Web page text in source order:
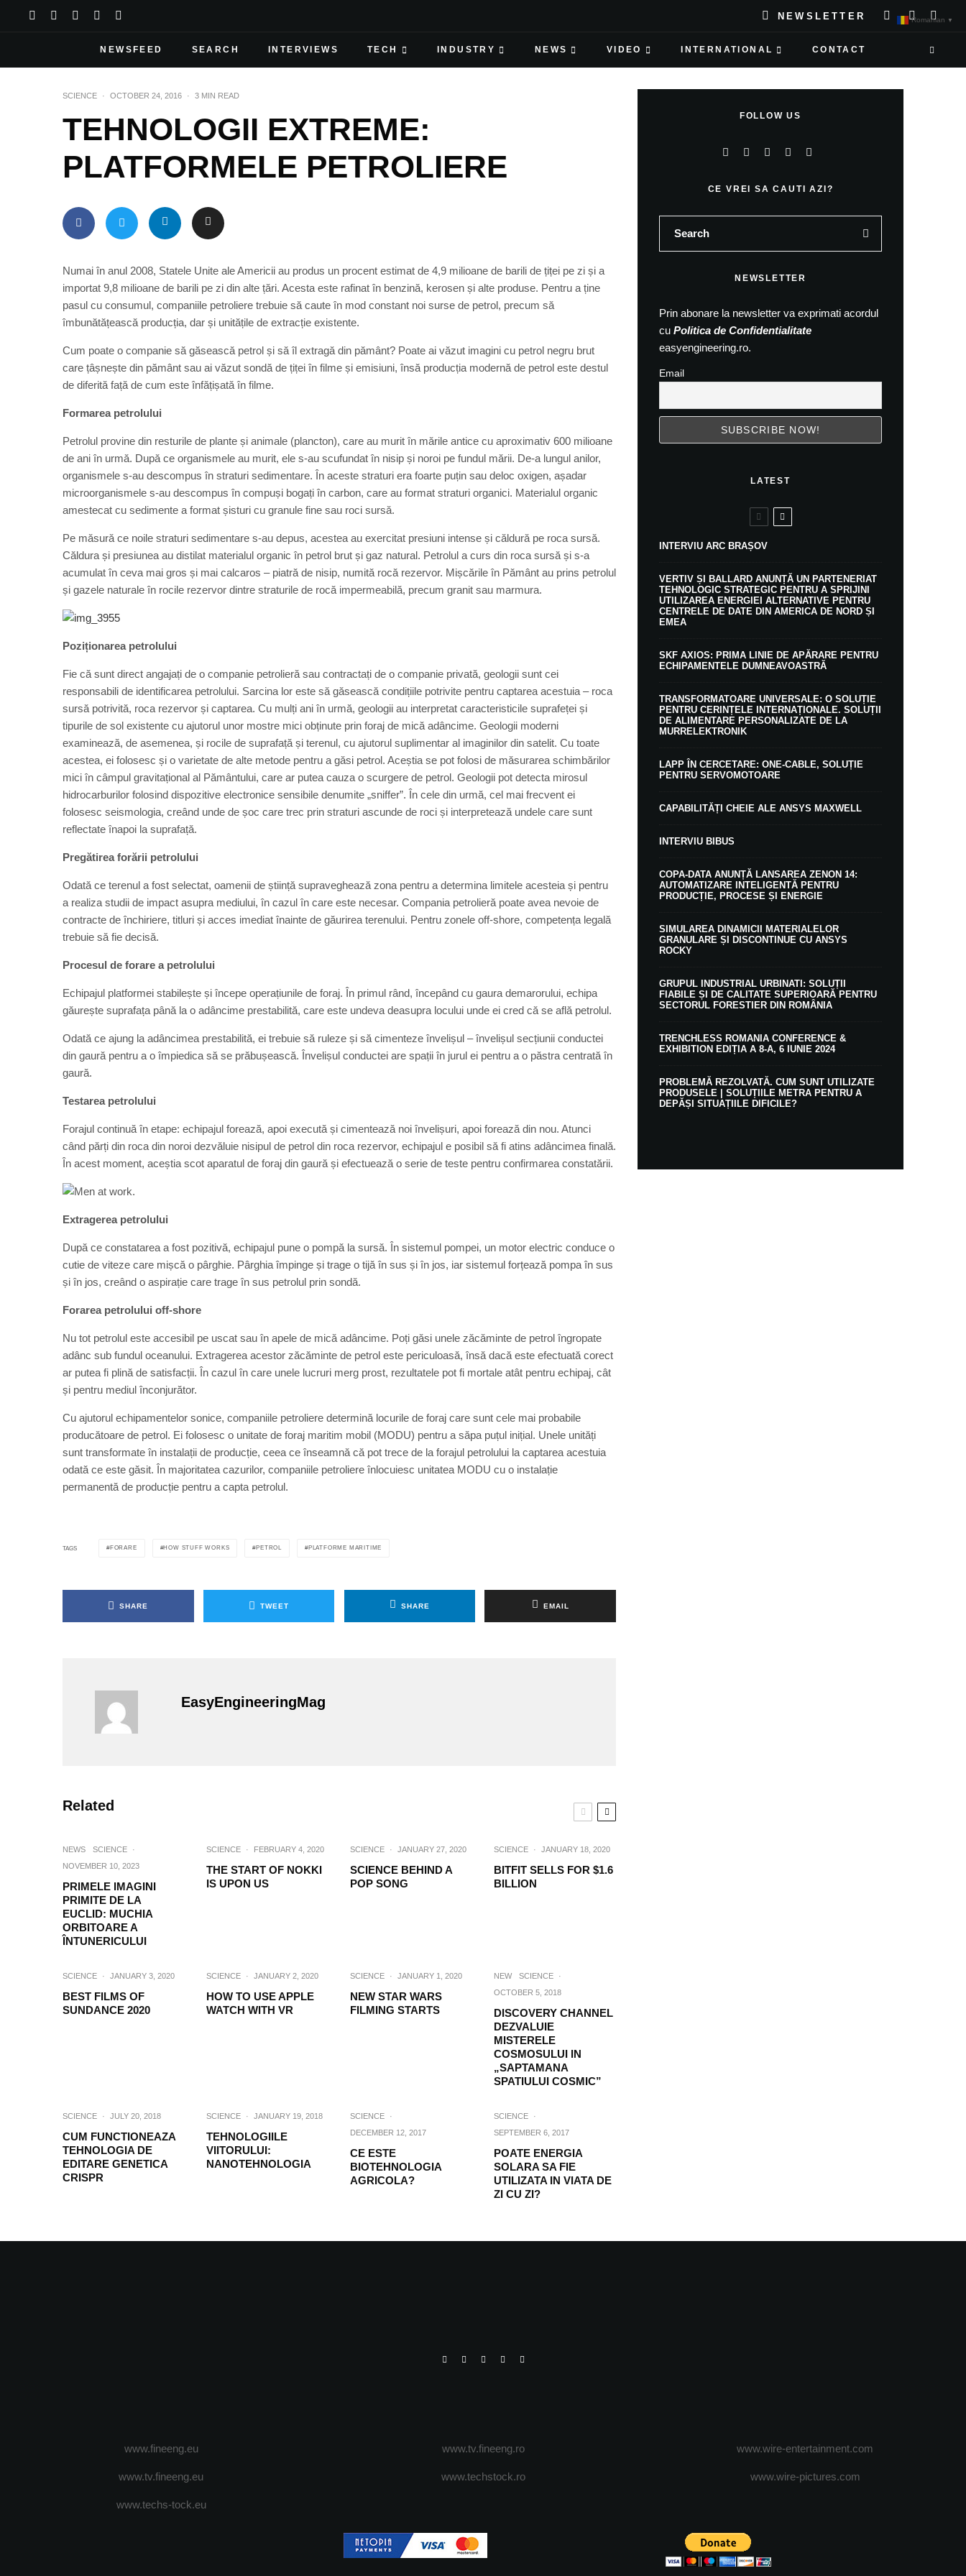
NEWSLETTER
NEWSFEED SEARCH INTERVIEWS TECH INDUSTRY NEWS VIDEO INTERNATIONAL CONTACT
SCIENCE · OCTOBER 24, 2016 · 3 MIN READ
TEHNOLOGII EXTREME:
PLATFORMELE PETROLIERE
Numai în anul 2008, Statele Unite ale Americii au produs un procent estimat de 4,9 milioane de barili de țiței pe zi și a
importat 9,8 milioane de barili pe zi din alte țări. Acesta este rafinat în benzină, kerosen și alte produse. Pentru a ține
pasul cu consumul, companiile petroliere trebuie să caute în mod constant noi surse de petrol, precum să
îmbunătățească producția, dar și unitățile de extracție existente.
Cum poate o companie să găsească petrol și să îl extragă din pământ? Poate ai văzut imagini cu petrol negru brut
care țâșnește din pământ sau ai văzut sondă de țiței în filme și emisiuni, însă producția modernă de petrol este destul
de diferită față de cum este înfățișată în filme.
Formarea petrolului
Petrolul provine din resturile de plante și animale (plancton), care au murit în mările antice cu aproximativ 600 milioane
de ani în urmă. După ce organismele au murit, ele s-au scufundat în nisip și noroi pe fundul mării. De-a lungul anilor,
organismele s-au descompus în straturi sedimentare. În aceste straturi era foarte puțin sau deloc oxigen, așadar
microorganismele s-au descompus în compuși bogați în carbon, care au format straturi organici. Materialul organic
amestecat cu sedimente a format șisturi cu granule fine sau roci sursă.
Pe măsură ce noile straturi sedimentare s-au depus, acestea au exercitat presiuni intense și căldură pe roca sursă.
Căldura și presiunea au distilat materialul organic în petrol brut și gaz natural. Petrolul a curs din roca sursă și s-a
acumulat în ceva mai gros și mai calcaros – piatră de nisip, numită rocă rezervor. Mișcările în Pământ au prins petrolul
și gazele naturale în rocile rezervor dintre straturile de rocă impermeabilă, precum granit sau marmura.
Poziționarea petrolului
Fie că sunt direct angajați de o companie petrolieră sau contractați de o companie privată, geologii sunt cei
responsabili de identificarea petrolului. Sarcina lor este să găsească condițiile potrivite pentru captarea acestuia – roca
sursă potrivită, roca rezervor și captarea. Cu mulți ani în urmă, geologii au interpretat caracteristicile suprafeței și
tipurile de sol existente cu ajutorul unor mostre mici obținute prin foraj de mică adâncime. Geologii moderni
examinează, de asemenea, și rocile de suprafață și terenul, cu ajutorul suplimentar al imaginilor din satelit. Cu toate
acestea, ei folosesc și o varietate de alte metode pentru a găsi petrol. Aceștia se pot folosi de măsurarea schimbărilor
mici în câmpul gravitațional al Pământului, care ar putea cauza o scurgere de petrol. Geologii pot detecta mirosul
hidrocarburilor folosind dispozitive electronice sensibile denumite „sniffer”. În cele din urmă, cel mai frecvent ei
folosesc seismologia, creând unde de șoc care trec prin straturi ascunde de roci și interpretează undele care sunt
reflectate înapoi la suprafață.
Pregătirea forării petrolului
Odată ce terenul a fost selectat, oamenii de știință supraveghează zona pentru a determina limitele acesteia și pentru
a realiza studii de impact asupra mediului, în cazul în care este necesar. Compania petrolieră poate avea nevoie de
contracte de închiriere, titluri și acces imediat înainte de găurirea terenului. Pentru zonele off-shore, competența legală
trebuie să fie decisă.
Procesul de forare a petrolului
Echipajul platformei stabilește și începe operațiunile de foraj. În primul rând, începând cu gaura demarorului, echipa
găurește suprafața până la o adâncime prestabilită, care este undeva deasupra locului unde ei cred că se află petrolul.
Odată ce ajung la adâncimea prestabilită, ei trebuie să ruleze și să cimenteze învelișul – învelișul secțiunii conductei
din gaură pentru a o împiedica să se prăbușească. Învelișul conductei are spații în jurul ei pentru a o păstra centrată în
gaură.
Testarea petrolului
Forajul continuă în etape: echipajul forează, apoi execută și cimentează noi învelișuri, apoi forează din nou. Atunci
când părți din roca din noroi dezvăluie nisipul de petrol din roca rezervor, echipajul e posibil să fi atins adâncimea finală.
În acest moment, aceștia scot aparatul de foraj din gaură și efectuează o serie de teste pentru confirmarea constatării.
Extragerea petrolului
După ce constatarea a fost pozitivă, echipajul pune o pompă la sursă. În sistemul pompei, un motor electric conduce o
cutie de viteze care mișcă o pârghie. Pârghia împinge și trage o tijă în sus și în jos, iar sistemul forțează pompa în sus
și în jos, creând o aspirație care trage în sus petrolul prin sondă.
Forarea petrolului off-shore
Nu tot petrolul este accesibil pe uscat sau în apele de mică adâncime. Poți găsi unele zăcăminte de petrol îngropate
adânc sub fundul oceanului. Extragerea acestor zăcăminte de petrol este periculoasă, însă dacă este efectuată corect
ar putea fi plină de satisfacții. În cazul în care unele lucruri merg prost, rezultatele pot fi mortale atât pentru echipaj, cât
și pentru mediul înconjurător.
Cu ajutorul echipamentelor sonice, companiile petroliere determină locurile de foraj care sunt cele mai probabile
producătoare de petrol. Ei folosesc o unitate de foraj maritim mobil (MODU) pentru a săpa puțul inițial. Unele unități
sunt transformate în instalații de producție, ceea ce înseamnă că pot trece de la forajul petrolului la captarea acestuia
odată ce este găsit. În majoritatea cazurilor, companiile petroliere înlocuiesc unitatea MODU cu o instalație
permanentă de producție pentru a capta petrolul.
TAGS FORARE HOW STUFF WORKS PETROL PLATFORME MARITIME
SHARE TWEET SHARE EMAIL
EasyEngineeringMag
Related
NEWS SCIENCE
·
NOVEMBER 10, 2023
PRIMELE IMAGINI
PRIMITE DE LA
EUCLID: MUCHIA
ORBITOARE A
ÎNTUNERICULUI
SCIENCE · FEBRUARY 4, 2020
THE START OF NOKKI
IS UPON US
SCIENCE · JANUARY 27, 2020
SCIENCE BEHIND A
POP SONG
SCIENCE · JANUARY 18, 2020
BITFIT SELLS FOR $1.6
BILLION
SCIENCE · JANUARY 3, 2020
BEST FILMS OF
SUNDANCE 2020
SCIENCE · JANUARY 2, 2020
HOW TO USE APPLE
WATCH WITH VR
SCIENCE · JANUARY 1, 2020
NEW STAR WARS
FILMING STARTS
NEW SCIENCE
·
OCTOBER 5, 2018
DISCOVERY CHANNEL
DEZVALUIE
MISTERELE
COSMOSULUI IN
„SAPTAMANA
SPATIULUI COSMIC”
SCIENCE · JULY 20, 2018
CUM FUNCTIONEAZA
TEHNOLOGIA DE
EDITARE GENETICA
CRISPR
SCIENCE · JANUARY 19, 2018
TEHNOLOGIILE
VIITORULUI:
NANOTEHNOLOGIA
SCIENCE
·
DECEMBER 12, 2017
CE ESTE
BIOTEHNOLOGIA
AGRICOLA?
SCIENCE
·
SEPTEMBER 6, 2017
POATE ENERGIA
SOLARA SA FIE
UTILIZATA IN VIATA DE
ZI CU ZI?
FOLLOW US
CE VREI SA CAUTI AZI?
NEWSLETTER
Prin abonare la newsletter va exprimati acordul
cu Politica de Confidentialitate
easyengineering.ro.
Email
LATEST
INTERVIU ARC BRAȘOV
VERTIV ȘI BALLARD ANUNȚĂ UN PARTENERIAT
TEHNOLOGIC STRATEGIC PENTRU A SPRIJINI
UTILIZAREA ENERGIEI ALTERNATIVE PENTRU
CENTRELE DE DATE DIN AMERICA DE NORD ȘI
EMEA
SKF AXIOS: PRIMA LINIE DE APĂRARE PENTRU
ECHIPAMENTELE DUMNEAVOASTRĂ
TRANSFORMATOARE UNIVERSALE: O SOLUȚIE
PENTRU CERINȚELE INTERNAȚIONALE. SOLUȚII
DE ALIMENTARE PERSONALIZATE DE LA
MURRELEKTRONIK
LAPP ÎN CERCETARE: ONE-CABLE, SOLUȚIE
PENTRU SERVOMOTOARE
CAPABILITĂȚI CHEIE ALE ANSYS MAXWELL
INTERVIU BIBUS
COPA-DATA ANUNȚĂ LANSAREA ZENON 14:
AUTOMATIZARE INTELIGENTĂ PENTRU
PRODUCȚIE, PROCESE ȘI ENERGIE
SIMULAREA DINAMICII MATERIALELOR
GRANULARE ȘI DISCONTINUE CU ANSYS
ROCKY
GRUPUL INDUSTRIAL URBINATI: SOLUȚII
FIABILE ȘI DE CALITATE SUPERIOARĂ PENTRU
SECTORUL FORESTIER DIN ROMÂNIA
TRENCHLESS ROMANIA CONFERENCE &
EXHIBITION EDIȚIA A 8-A, 6 IUNIE 2024
PROBLEMĂ REZOLVATĂ. CUM SUNT UTILIZATE
PRODUSELE | SOLUȚIILE METRA PENTRU A
DEPĂȘI SITUAȚIILE DIFICILE?
www.fineeng.eu
www.tv.fineeng.eu
www.techs-tock.eu
www.tv.fineeng.ro
www.techstock.ro
www.wire-entertainment.com
www.wire-pictures.com
Romanian ▼